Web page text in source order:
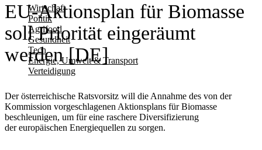
Wirtschaft
Politik
Agrifood
Gesundheit
Tech
Energie, Umwelt & Transport
Verteidigung
EU-Aktionsplan für Biomasse
soll Priorität eingeräumt
werden [DE]
Der österreichische Ratsvorsitz will die Annahme des von der
Kommission vorgeschlagenen Aktionsplans für Biomasse
beschleunigen, um für eine raschere Diversifizierung
der europäischen Energiequellen zu sorgen.